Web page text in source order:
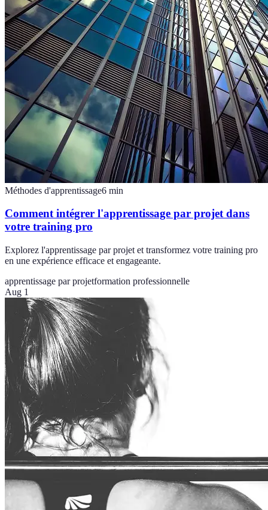
Méthodes d'apprentissage6 min
Comment intégrer l'apprentissage par projet dans
votre training pro
Explorez l'apprentissage par projet et transformez votre training pro
en une expérience efficace et engageante.
apprentissage par projetformation professionnelle
Aug 1